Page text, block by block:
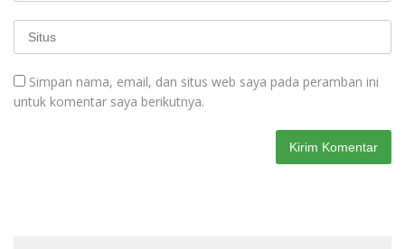
Simpan nama, email, dan situs web saya pada peramban ini
untuk komentar saya berikutnya.